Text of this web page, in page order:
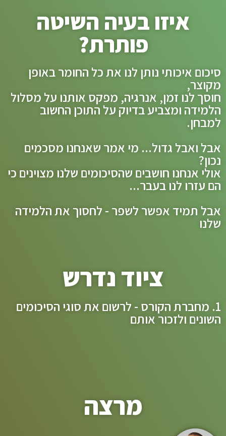
איזו בעיה השיטה
פותרת?
סיכום איכותי נותן לנו את כל החומר באופן
מקוצר,
חוסך לנו זמן, אנרגיה, מפקס אותנו על מסלול
הלמידה ומצביע בדיוק על התוכן החשוב
למבחן.
אבל ואבל גדול... מי אמר שאנחנו מסכמים
נכון?
אולי אנחנו חושבים שהסיכומים שלנו מצוינים כי
הם עזרו לנו בעבר...
אבל תמיד אפשר לשפר - לחסוך את הלמידה
שלנו
ציוד נדרש
1. מחברת הקורס - לרשום את סוגי הסיכומים
השונים ולזכור אותם
מרצה